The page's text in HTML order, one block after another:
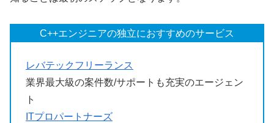
C++エンジニアの独立におすすめのサービス
レバテックフリーランス
業界最大級の案件数/サポートも充実のエージェン
ト
ITプロパートナーズ